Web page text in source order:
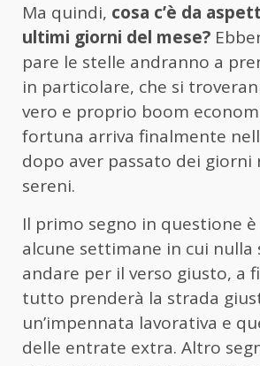
Ma quindi, cosa c’è da
ultimi giorni del mese?
pare le stelle andranno a
in particolare, che si
vero e proprio boom
fortuna arriva finalmente
dopo aver passato dei
sereni.
Il primo segno in questione è
alcune settimane in cui nulla
andare per il verso giusto, a
tutto prenderà la strada
un’impennata lavorativa e
delle entrate extra. Altro